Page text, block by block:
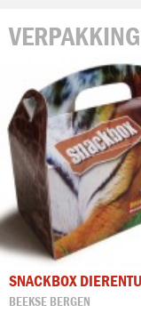
VERPAKKING
SNACKBOX
BEEKSE BERGEN